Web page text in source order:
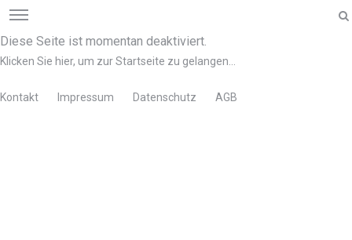
Diese Seite ist momentan deaktiviert.
Klicken Sie hier, um zur Startseite zu gelangen...
Kontakt Impressum Datenschutz AGB